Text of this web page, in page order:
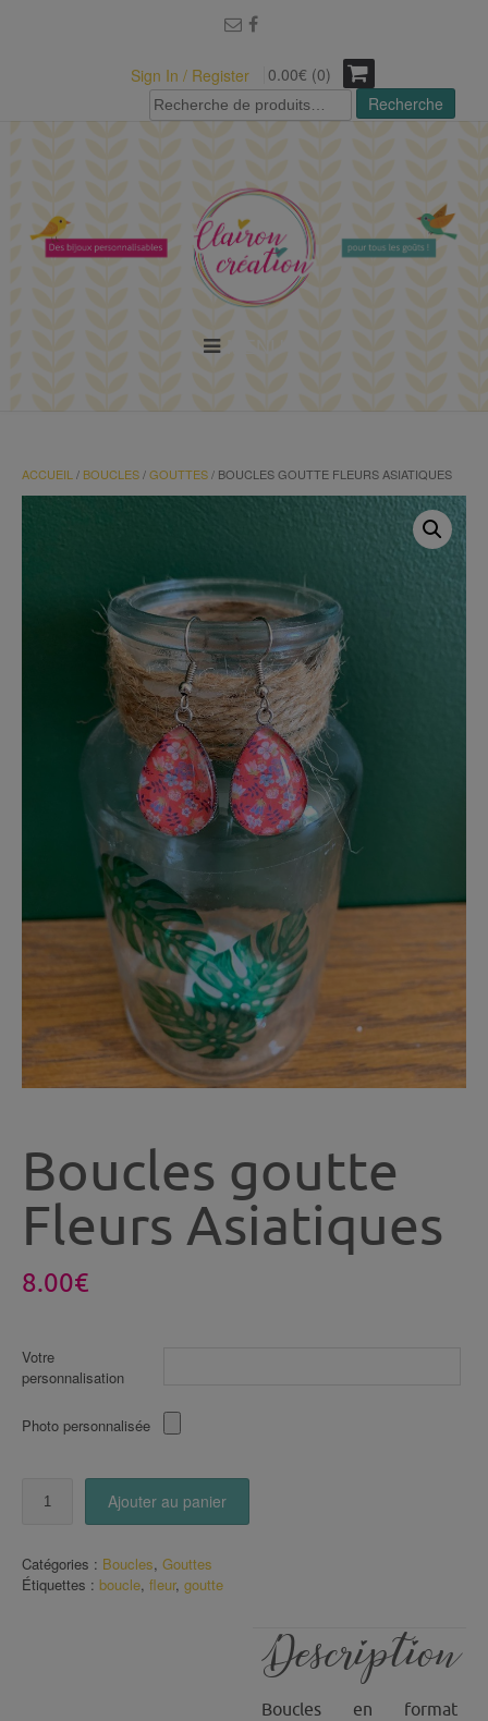
Sign In / Register
0.00€ (0)
Recherche
pour :
Recherche
ACCUEIL / BOUCLES/GOUTTES/ BOUCLES GOUTTE FLEURS ASIATIQUES
Boucles goutte
Fleurs Asiatiques
8.00€
Votre
personnalisation
Photo personnalisée
Fleurs
Asiatiques
Ajouter au panier
Catégories : Boucles, Gouttes
Étiquettes : boucle, fleur, goutte
Description
Boucles en format